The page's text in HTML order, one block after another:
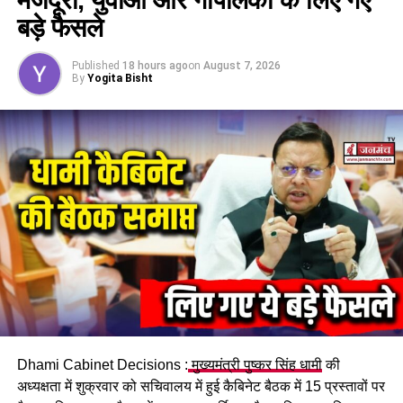
मौत, घटना से पूरे इलाके में पसरा मातम
हरिद्वार में 32 यात्रियों को लेकर जा रही बस में अचानक लगी आग,
बस में सवार यात्रियों में मची चीख-पुकार…
बड़े फैसले
Published 18 hours agoon August 7, 2026
By Yogita Bisht
Dhami Cabinet Decisions : मुख्यमंत्री पुष्कर सिंह धामीकी
अध्यक्षता में शुक्रवार को सचिवालय में हुई कैबिनेट बैठक में 15 प्रस्तावों पर